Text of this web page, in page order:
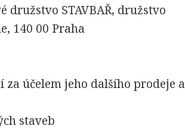
družstvo STAVBAŘ, družstvo
140 00 Praha
účelem jeho dalšího prodeje a
staveb